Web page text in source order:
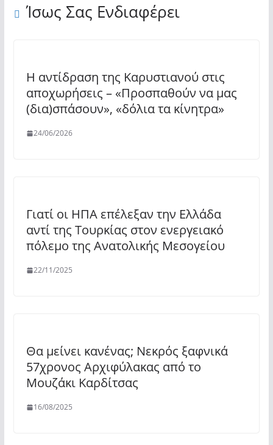
Ίσως Σας Ενδιαφέρει
Η αντίδραση της Καρυστιανού στις
αποχωρήσεις – «Προσπαθούν να μας
(δια)σπάσουν», «δόλια τα κίνητρα»
24/06/2026
Γιατί οι ΗΠΑ επέλεξαν την Ελλάδα
αντί της Τουρκίας στον ενεργειακό
πόλεμο της Ανατολικής Μεσογείου
22/11/2025
Θα μείνει κανένας; Νεκρός ξαφνικά
57χρονος Αρχιφύλακας από το
Μουζάκι Καρδίτσας
16/08/2025